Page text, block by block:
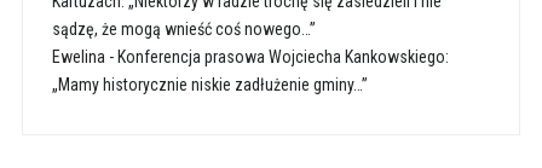
sądzę, że mogą wnieść coś nowego…”
Ewelina - Konferencja prasowa Wojciecha Kankowskiego:
„Mamy historycznie niskie zadłużenie gminy…”